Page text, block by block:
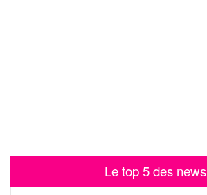
Le top 5 des news